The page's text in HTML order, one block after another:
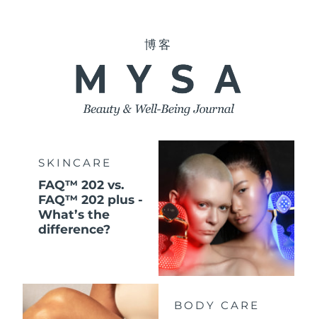
博客
SKINCARE
FAQ™ 202 vs.
FAQ™ 202 plus -
What’s the
difference?
BODY CARE